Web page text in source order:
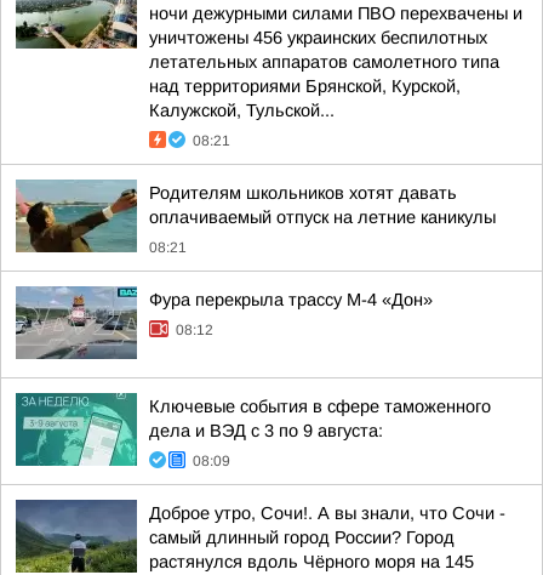
ночи дежурными силами ПВО перехвачены и
уничтожены 456 украинских беспилотных
летательных аппаратов самолетного типа
над территориями Брянской, Курской,
Калужской, Тульской...
08:21
Родителям школьников хотят давать
оплачиваемый отпуск на летние каникулы
08:21
Фура перекрыла трассу М-4 «Дон»
08:12
Ключевые события в сфере таможенного
дела и ВЭД с 3 по 9 августа:
08:09
Доброе утро, Сочи!. А вы знали, что Сочи -
самый длинный город России? Город
растянулся вдоль Чёрного моря на 145